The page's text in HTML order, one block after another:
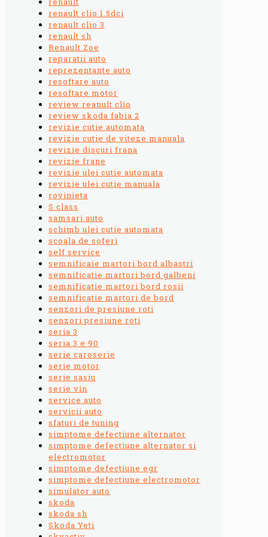
renault clio 1.5dci
renault clio 3
renault sh
Renault Zoe
reparatii auto
reprezentante auto
resoftare auto
resoftare motor
review reanult clio
review skoda fabia 2
revizie cutie automata
revizie cutie de viteze manuala
revizie discuri frana
revizie frane
revizie ulei cutie automata
revizie ulei cutie manuala
rovinieta
S class
samsari auto
schimb ulei cutie automata
scoala de soferi
self service
semnificaie martori bord albastri
semnificatie martori bord galbeni
semnificatie martori bord rosii
semnificatie martori de bord
senzori de presiune roti
senzori presiune roti
seria 3
seria 3 e 90
serie caroserie
serie motor
serie sasiu
serie vin
service auto
servicii auto
sfaturi de tuning
simptome defectiune alternator
simptome defectiune alternator si
electromotor
simptome defectiune egr
simptome defectiune electromotor
simulator auto
skoda
skoda sh
Skoda Yeti